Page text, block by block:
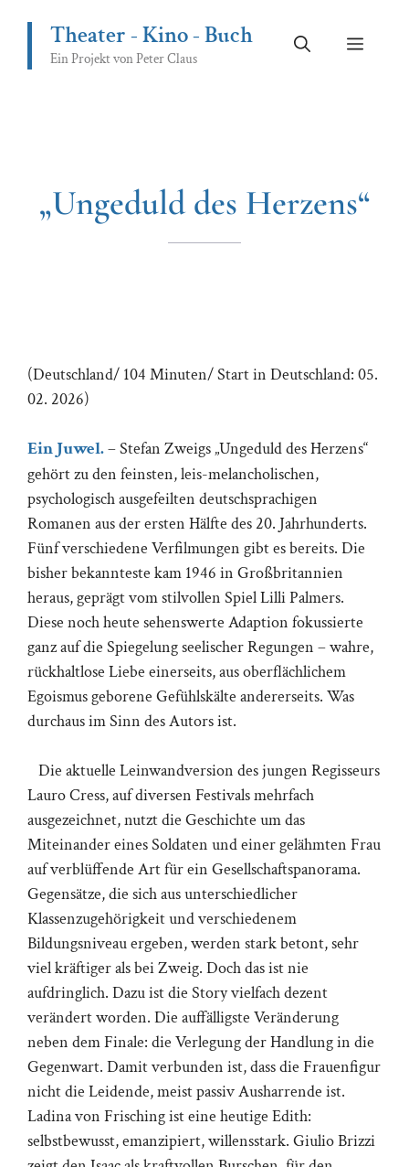
springen
Theater - Kino - Buch
Ein Projekt von Peter Claus
Menü
„Ungeduld des Herzens“
(Deutschland/ 104 Minuten/ Start in Deutschland: 05.
02. 2026)
Ein Juwel.– Stefan Zweigs „Ungeduld des Herzens“
gehört zu den feinsten, leis-melancholischen,
psychologisch ausgefeilten deutschsprachigen
Romanen aus der ersten Hälfte des 20. Jahrhunderts.
Fünf verschiedene Verfilmungen gibt es bereits. Die
bisher bekannteste kam 1946 in Großbritannien
heraus, geprägt vom stilvollen Spiel Lilli Palmers.
Diese noch heute sehenswerte Adaption fokussierte
ganz auf die Spiegelung seelischer Regungen – wahre,
rückhaltlose Liebe einerseits, aus oberflächlichem
Egoismus geborene Gefühlskälte andererseits. Was
durchaus im Sinn des Autors ist.
Die aktuelle Leinwandversion des jungen Regisseurs
Lauro Cress, auf diversen Festivals mehrfach
ausgezeichnet, nutzt die Geschichte um das
Miteinander eines Soldaten und einer gelähmten Frau
auf verblüffende Art für ein Gesellschaftspanorama.
Gegensätze, die sich aus unterschiedlicher
Klassenzugehörigkeit und verschiedenem
Bildungsniveau ergeben, werden stark betont, sehr
viel kräftiger als bei Zweig. Doch das ist nie
aufdringlich. Dazu ist die Story vielfach dezent
verändert worden. Die auffälligste Veränderung
neben dem Finale: die Verlegung der Handlung in die
Gegenwart. Damit verbunden ist, dass die Frauenfigur
nicht die Leidende, meist passiv Ausharrende ist.
Ladina von Frisching ist eine heutige Edith:
selbstbewusst, emanzipiert, willensstark. Giulio Brizzi